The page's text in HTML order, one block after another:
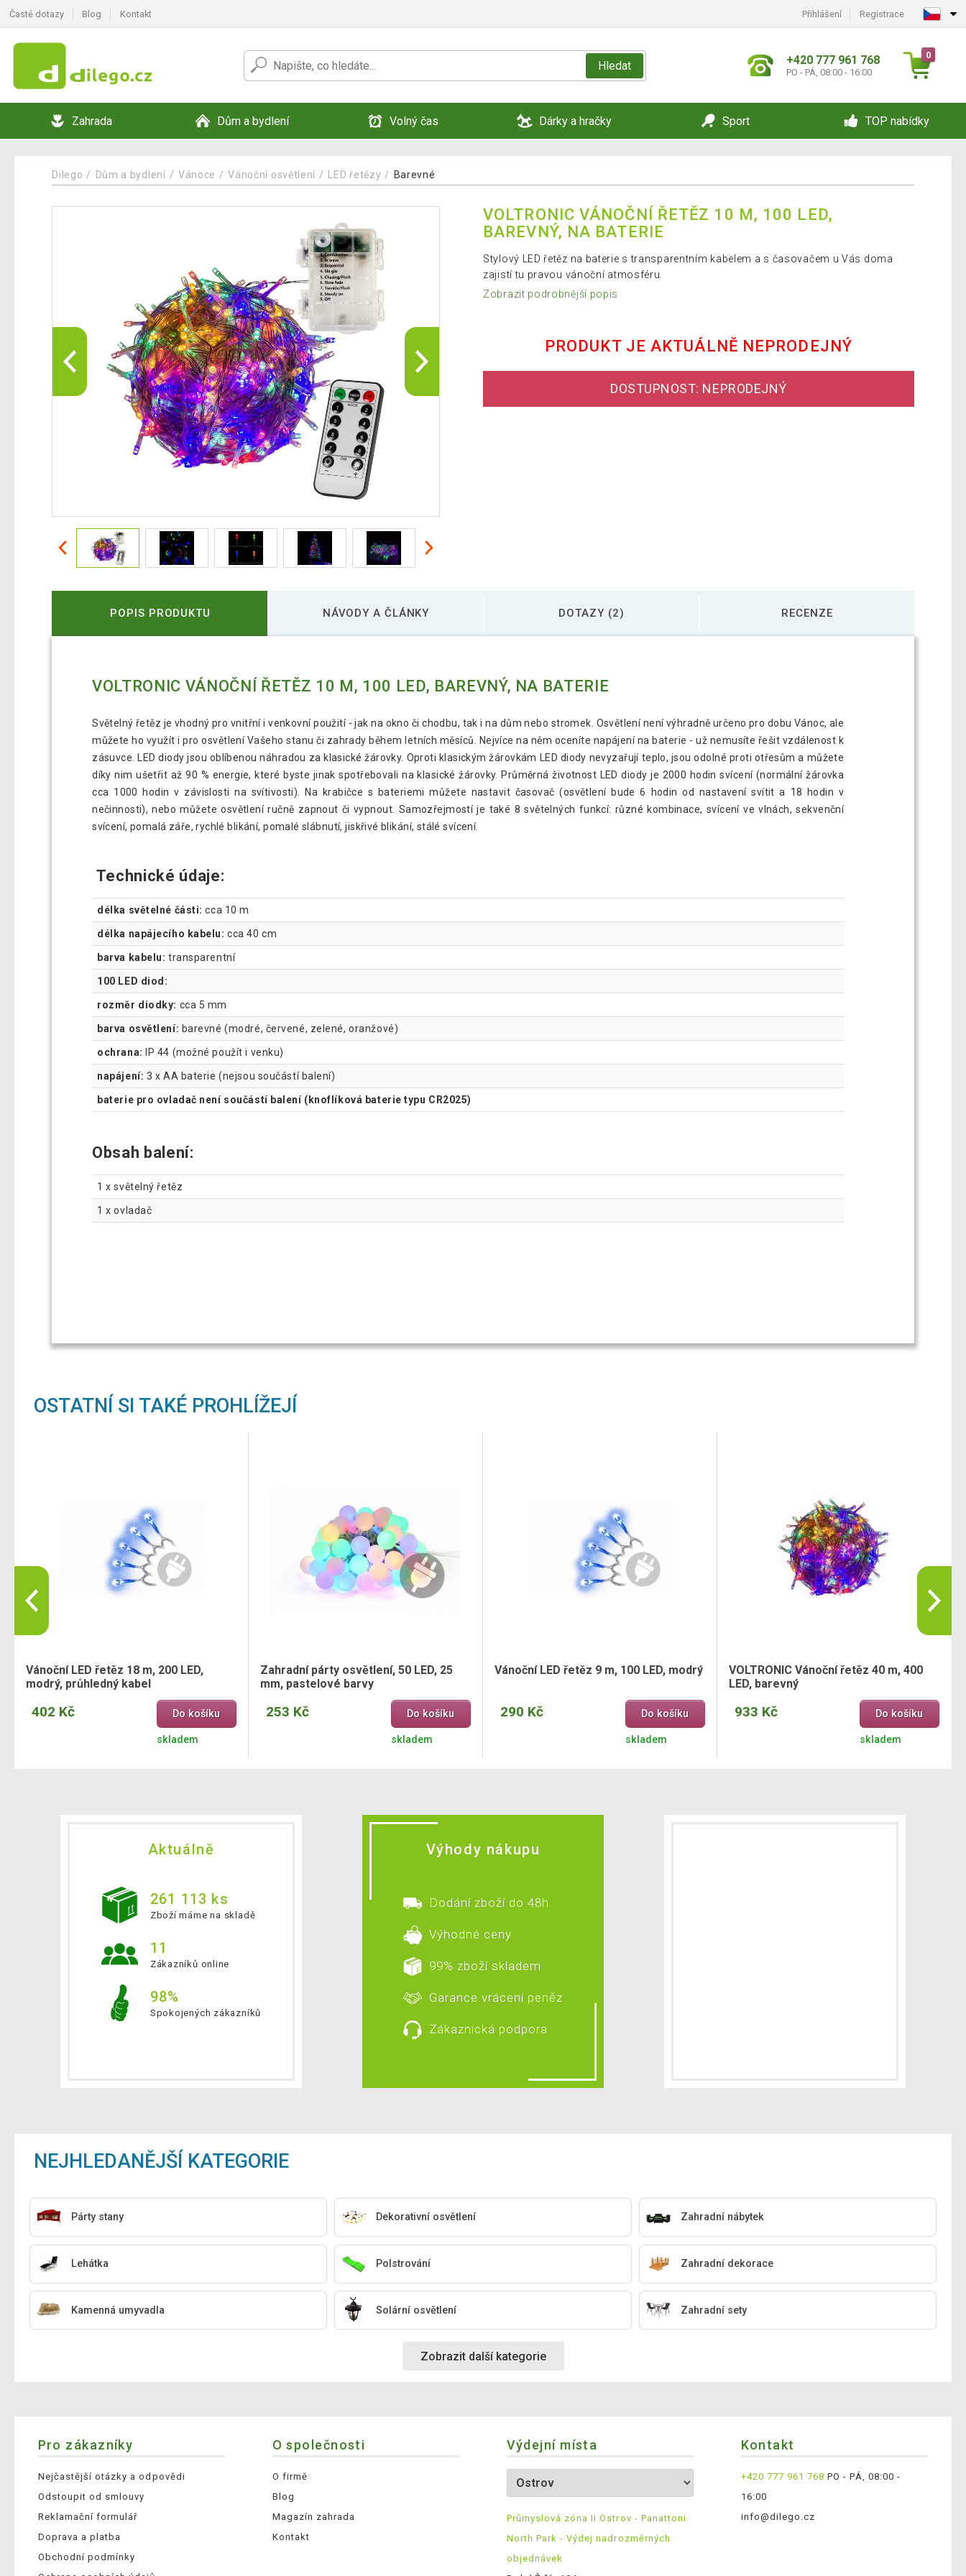
Časté dotazy Blog Kontakt Přihlášení Registrace
Hledat +420 777 961 768
PO - PÁ, 08:00 - 16:00
0
Zahrada Dům a bydlení Volný čas Dárky a hračky Sport TOP nabídky
Dilego Dům a bydlení Vánoce Vánoční osvětlení LED řetězy Barevné
VOLTRONIC VÁNOČNÍ ŘETĚZ 10 M, 100 LED,
BAREVNÝ, NA BATERIE
Stylový LED řetěz na baterie s transparentním kabelem a s časovačem u Vás doma
zajistí tu pravou vánoční atmosféru.
Zobrazit podrobnější popis
PRODUKT JE AKTUÁLNĚ NEPRODEJNÝ
DOSTUPNOST: NEPRODEJNÝ
POPIS PRODUKTU NÁVODY A ČLÁNKY DOTAZY (2) RECENZE
VOLTRONIC VÁNOČNÍ ŘETĚZ 10 M, 100 LED, BAREVNÝ, NA BATERIE
Světelný řetěz je vhodný pro vnitřní i venkovní použití - jak na okno či chodbu, tak i na dům nebo stromek. Osvětlení není výhradně určeno pro dobu Vánoc, ale
můžete ho využít i pro osvětlení Vašeho stanu či zahrady během letních měsíců. Nejvíce na něm oceníte napájení na baterie - už nemusíte řešit vzdálenost k
zásuvce. LED diody jsou oblíbenou náhradou za klasické žárovky. Oproti klasickým žárovkám LED diody nevyzařují teplo, jsou odolné proti otřesům a můžete
díky nim ušetřit až 90 % energie, které byste jinak spotřebovali na klasické žárovky. Průměrná životnost LED diody je 2000 hodin svícení (normální žárovka
cca 1000 hodin v závislosti na svítivosti). Na krabičce s bateriemi můžete nastavit časovač (osvětlení bude 6 hodin od nastavení svítit a 18 hodin v
nečinnosti), nebo můžete osvětlení ručně zapnout či vypnout. Samozřejmostí je také 8 světelných funkcí: různé kombinace, svícení ve vlnách, sekvenční
svícení, pomalá záře, rychlé blikání, pomalé slábnutí, jiskřivé blikání, stálé svícení.
Technické údaje:
délka světelné části: cca 10 m
délka napájecího kabelu: cca 40 cm
barva kabelu: transparentní
100 LED diod:
rozměr diodky: cca 5 mm
barva osvětlení: barevné (modré, červené, zelené, oranžové)
ochrana: IP 44 (možné použít i venku)
napájení: 3 x AA baterie (nejsou součástí balení)
baterie pro ovladač není součástí balení (knoflíková baterie typu CR2025)
Obsah balení:
1 x světelný řetěz
1 x ovladač
OSTATNÍ SI TAKÉ PROHLÍŽEJÍ
Vánoční LED řetěz 18 m, 200 LED,
modrý, průhledný kabel
402 Kč Do košíku
skladem
Zahradní párty osvětlení, 50 LED, 25
mm, pastelové barvy
253 Kč Do košíku
skladem
Vánoční LED řetěz 9 m, 100 LED, modrý
290 Kč Do košíku
skladem
VOLTRONIC Vánoční řetěz 40 m, 400
LED, barevný
933 Kč Do košíku
skladem
Aktuálně
261 113 ks
Zboží máme na skladě
11
Zákazníků online
98%
Spokojených zákazníků
Výhody nákupu
Dodání zboží do 48h
Výhodné ceny
99% zboží skladem
Garance vrácení peněz
Zákaznická podpora
NEJHLEDANĚJŠÍ KATEGORIE
Párty stany Dekorativní osvětlení Zahradní nábytek
Lehátka Polstrování Zahradní dekorace
Kamenná umyvadla Solární osvětlení Zahradní sety
Zobrazit další kategorie
Pro zákazníky
Nejčastější otázky a odpovědi
Odstoupit od smlouvy
Reklamační formulář
Doprava a platba
Obchodní podmínky
O společnosti
O firmě
Blog
Magazín zahrada
Kontakt
Výdejní místa
Průmyslová zóna II Ostrov - Panattoni
North Park - Výdej nadrozměrných
objednávek
Kontakt
+420 777 961 768 PO - PÁ, 08:00 -
16:00
info@dilego.cz